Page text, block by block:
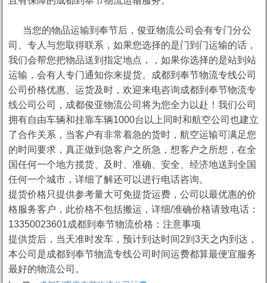
当您的物品运输到奉节后，俊亚物流公司会有专门分公
司、专人与您取得联系，如果您选择的是门到门运输的话，
我们会帮您把物品送到指定地点，，如果你选择的是站到站
运输，会有人专门通知你来提货。成都到奉节物流专线公司
公司价格优惠、运货及时，欢迎来电咨询成都到奉节物流专
线公司公司，成都俊亚物流公司将为您全力以赴！我们公司
拥有自由车辆和挂靠车辆1000台以上同时和航空公司也建立
了合作关系，当客户有非常着急的货时，航空运输可满足您
的时间要求，真正做到急客户之所急，想客户之所想，在全
国任何一个地方揽货、及时、准确、安全、经济地送到全国
任何一个城市，详细了解还可以进行电话咨询。
提货价格只提供参考量大可免提货运费，公司以最优惠的价
格服务客户，此价格不包括搬运，详细/准确价格请致电话：
13350023601成都到奉节物流价格：注意事项
提供货后，当天准时发车，预计到达时间2到3天之内到达，
本公司是成都到奉节物流专线公司时间运费都算最便宜服务
最好的物流公司。